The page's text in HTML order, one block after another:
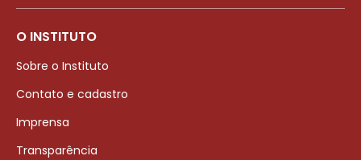
O INSTITUTO
Sobre o Instituto
Contato e cadastro
Imprensa
Transparência